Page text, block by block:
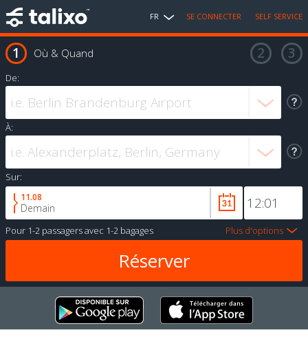
FR SE CONNECTER SELF SERVICE
Où & Quand
De:
À:
Sur:
11.08
Demain
Pour 1-2 passagersavec 1-2 bagages Plus d'options